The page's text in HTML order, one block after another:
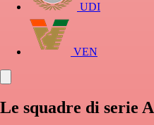
UDI
VEN
Le squadre di serie A